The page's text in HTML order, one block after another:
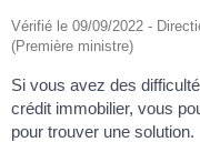
Vérifié le 09/09/2022 -
(Première ministre)
Si vous avez des
crédit immobilier, vous
pour trouver une solution.